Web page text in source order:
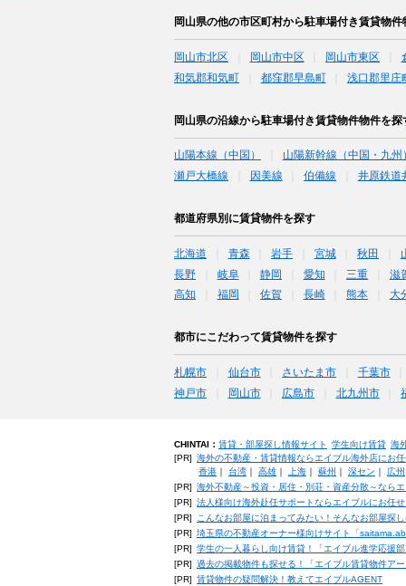
岡山県の他の市区町村から駐車場付き賃貸物件
岡山市北区 岡山市中区 岡山市東区
和気郡和気町
都窪郡早島町 浅口郡里庄
岡山県の沿線から駐車場付き賃貸物件物件を探
山陽本線（中国）
山陽新幹線（中国・九州
瀬戸大橋線
因美線 伯備線 井原鉄道
都道府県別に賃貸物件を探す
北海道 青森 岩手 宮城 秋田
長野
岐阜 静岡 愛知 三重
滋
高知
福岡 佐賀 長崎 熊本 大
都市にこだわって賃貸物件を探す
札幌市 仙台市 さいたま市
千葉市
神戸市
岡山市 広島市 北九州市
CHINTAI： 賃貸・部屋探し情報サイト 学生向け賃貸 海
[PR] 海外の不動産・賃貸情報ならエイブル海外店にお
香港｜ 台湾｜ 高雄｜ 上海｜ 蘇州 ｜ 深セン ｜ 広州
[PR] 海外不動産～投資・居住・別荘・資産分散～なら
[PR] 法人様向け海外赴任サポートならエイブルにお任
[PR]
こんなお部屋に泊まってみたい！そんなお部屋探
[PR] 埼玉県の不動産オーナー様向けサイト「
[PR] 学生の一人暮らし向け賃貸！「エイブル進学応援
[PR] 過去の掲載物件も探せる！「エイブル賃貸物件ア
[PR] 賃貸物件の疑問解決！教えてエイブルAGENT